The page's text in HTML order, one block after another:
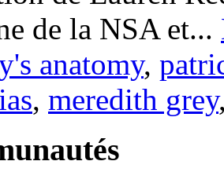
de la NSA et...
anatomy,
, meredith grey